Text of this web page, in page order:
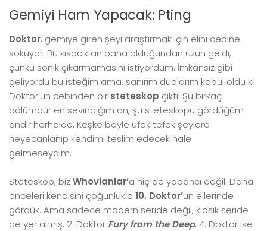
Gemiyi Ham Yapacak: Pting
Doktor, gemiye giren şeyi araştırmak için elini cebine
sokuyor. Bu kısacık an bana olduğundan uzun geldi,
çünkü sonik çıkarmamasını istiyordum. İmkansız gibi
geliyordu bu isteğim ama, sanırım dualarım kabul oldu ki
Doktor’un cebinden bir steteskop çıktı! Şu birkaç
bölümdür en sevindiğim an, şu steteskopu gördüğüm
andır herhalde. Keşke böyle ufak tefek şeylere
heyecanlanıp kendimi teslim edecek hale
gelmeseydim.
Steteskop, bizWhovianlar’a hiç de yabancı değil. Daha
önceleri kendisini çoğunlukla 10. Doktor’un ellerinde
gördük. Ama sadece modern seride değil, klasik seride
de yer almış. 2. Doktor Fury from the Deep, 4. Doktor ise